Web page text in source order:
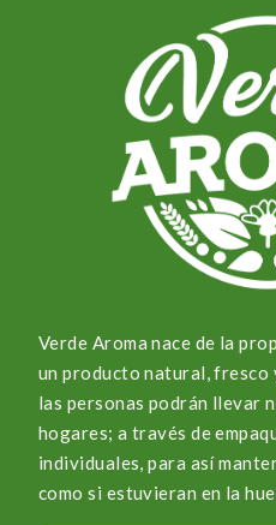
Verde Aroma nace de la
un producto natural, fresco
las personas podrán llevar
hogares; a través de
individuales, para así
como si estuvieran en la